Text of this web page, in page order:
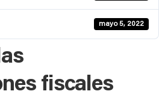
mayo 5, 2022
fiscales